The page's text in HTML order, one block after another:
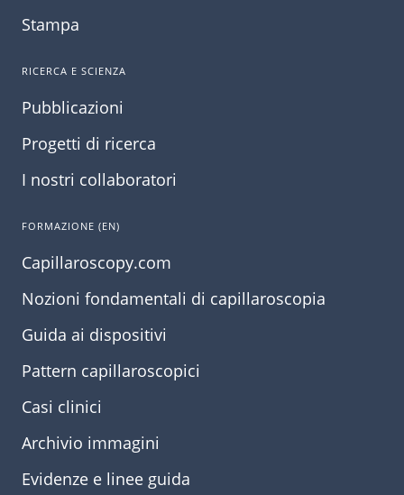
Stampa
RICERCA E SCIENZA
Pubblicazioni
Progetti di ricerca
I nostri collaboratori
FORMAZIONE (EN)
Capillaroscopy.com
Nozioni fondamentali di capillaroscopia
Guida ai dispositivi
Pattern capillaroscopici
Casi clinici
Archivio immagini
Evidenze e linee guida